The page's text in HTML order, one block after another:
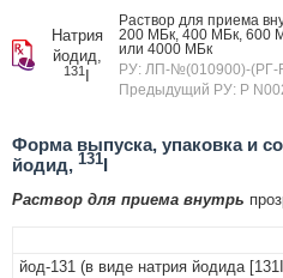
Натрия
йодид,
131
Раствор для приема
200 МБк, 400 МБк, 600
или 4000 МБк
РУ: ЛП-№(010900)-(РГ-
Предыдущий РУ: Р
Форма выпуска, упаковка и
йодид, 131I
Раствор для приема внутрь
йод-131 (в виде натрия йодида